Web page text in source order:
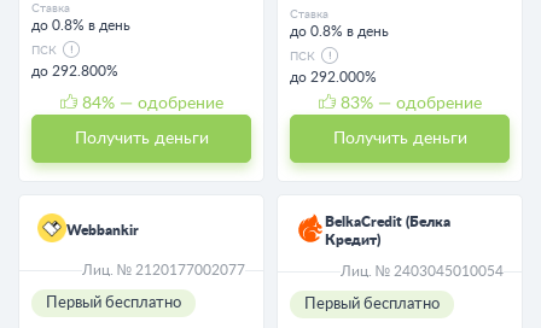
Ставка
до 0.8% в день
ПСК
до 292.800%
84% — одобрение
Получить деньги
Ставка
до 0.8% в день
ПСК
до 292.000%
83% — одобрение
Получить деньги
Webbankir
Лиц. № 2120177002077
Первый бесплатно
BelkaCredit (Белка
Кредит)
Лиц. № 2403045010054
Первый бесплатно